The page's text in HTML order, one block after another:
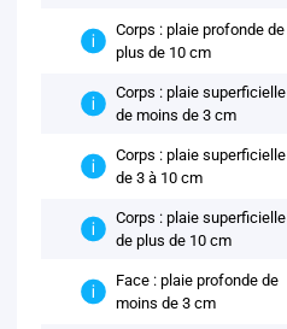
Corps : plaie profonde de
plus de 10 cm
Corps : plaie superficielle
de moins de 3 cm
Corps : plaie superficielle
de 3 à 10 cm
Corps : plaie superficielle
de plus de 10 cm
Face : plaie profonde de
moins de 3 cm